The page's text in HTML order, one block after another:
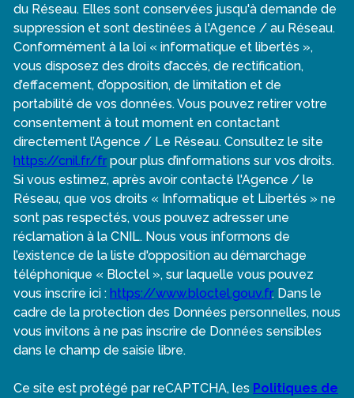
du Réseau. Elles sont conservées jusqu'à demande de
suppression et sont destinées à l'Agence / au Réseau.
Conformément à la loi « informatique et libertés »,
vous disposez des droits d’accès, de rectification,
d’effacement, d’opposition, de limitation et de
portabilité de vos données. Vous pouvez retirer votre
consentement à tout moment en contactant
directement l’Agence / Le Réseau. Consultez le site
https://cnil.fr/fr pour plus d’informations sur vos droits.
Si vous estimez, après avoir contacté l'Agence / le
Réseau, que vos droits « Informatique et Libertés » ne
sont pas respectés, vous pouvez adresser une
réclamation à la CNIL. Nous vous informons de
l’existence de la liste d'opposition au démarchage
téléphonique « Bloctel », sur laquelle vous pouvez
vous inscrire ici : https://www.bloctel.gouv.fr. Dans le
cadre de la protection des Données personnelles, nous
vous invitons à ne pas inscrire de Données sensibles
dans le champ de saisie libre.
Ce site est protégé par reCAPTCHA, les Politiques de